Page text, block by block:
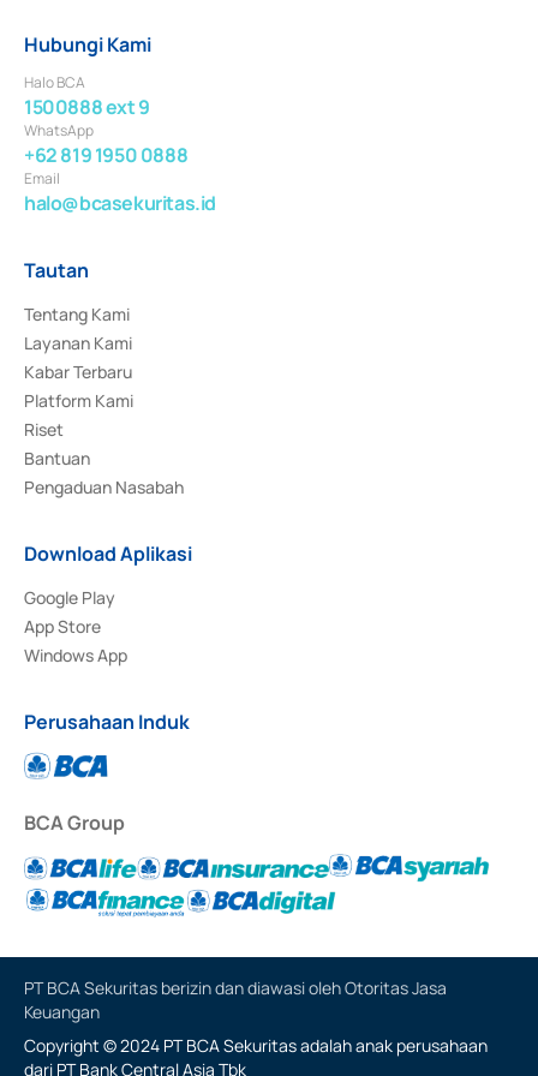
Hubungi Kami
Halo BCA
1500888 ext 9
WhatsApp
+62 819 1950 0888
Email
halo@bcasekuritas.id
Tautan
Tentang Kami
Layanan Kami
Kabar Terbaru
Platform Kami
Riset
Bantuan
Pengaduan Nasabah
Download Aplikasi
Google Play
App Store
Windows App
Perusahaan Induk
BCA Group
PT BCA Sekuritas berizin dan diawasi oleh Otoritas Jasa
Keuangan
Copyright © 2024 PT BCA Sekuritas adalah anak perusahaan
dari PT Bank Central Asia Tbk